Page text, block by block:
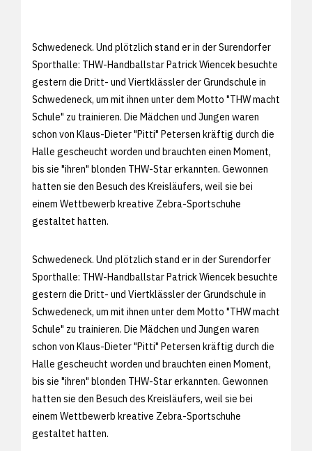
Schwedeneck. Und plötzlich stand er in der Surendorfer
Sporthalle: THW-Handballstar Patrick Wiencek besuchte
gestern die Dritt- und Viertklässler der Grundschule in
Schwedeneck, um mit ihnen unter dem Motto "THW macht
Schule" zu trainieren. Die Mädchen und Jungen waren
schon von Klaus-Dieter "Pitti" Petersen kräftig durch die
Halle gescheucht worden und brauchten einen Moment,
bis sie "ihren" blonden THW-Star erkannten. Gewonnen
hatten sie den Besuch des Kreisläufers, weil sie bei
einem Wettbewerb kreative Zebra-Sportschuhe
gestaltet hatten.
Schwedeneck. Und plötzlich stand er in der Surendorfer
Sporthalle: THW-Handballstar Patrick Wiencek besuchte
gestern die Dritt- und Viertklässler der Grundschule in
Schwedeneck, um mit ihnen unter dem Motto "THW macht
Schule" zu trainieren. Die Mädchen und Jungen waren
schon von Klaus-Dieter "Pitti" Petersen kräftig durch die
Halle gescheucht worden und brauchten einen Moment,
bis sie "ihren" blonden THW-Star erkannten. Gewonnen
hatten sie den Besuch des Kreisläufers, weil sie bei
einem Wettbewerb kreative Zebra-Sportschuhe
gestaltet hatten.